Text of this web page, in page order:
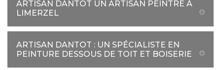
ARTISAN DANTOT UN ARTISAN PEINTRE À
LIMERZEL
ARTISAN DANTOT : UN SPÉCIALISTE EN
PEINTURE DESSOUS DE TOIT ET BOISERIE